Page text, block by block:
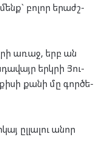
բո­լոր երաժշ­
առաջ, երբ ան
երկ­րի Յու­
քա­նի մը գոր­ծե­
ըլ­լա­լու անոր